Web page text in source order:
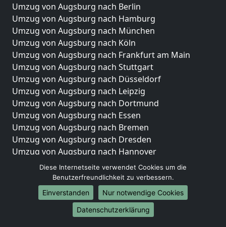
Umzug von Augsburg nach Berlin
Umzug von Augsburg nach Hamburg
Umzug von Augsburg nach München
Umzug von Augsburg nach Köln
Umzug von Augsburg nach Frankfurt am Main
Umzug von Augsburg nach Stuttgart
Umzug von Augsburg nach Düsseldorf
Umzug von Augsburg nach Leipzig
Umzug von Augsburg nach Dortmund
Umzug von Augsburg nach Essen
Umzug von Augsburg nach Bremen
Umzug von Augsburg nach Dresden
Umzug von Augsburg nach Hannover
Umzug von Augsburg nach Nürnberg
Umzug von Augsburg nach Duisburg
Umzug von Augsburg nach Bochum
Umzug von Augsburg nach Wuppertal
Umzug von Augsburg nach Bielefeld
Diese Internetseite verwendet Cookies um die
Benutzerfreundlichkeit zu verbessern.
Einverstanden
Nur notwendige Cookies
Datenschutzerklärung